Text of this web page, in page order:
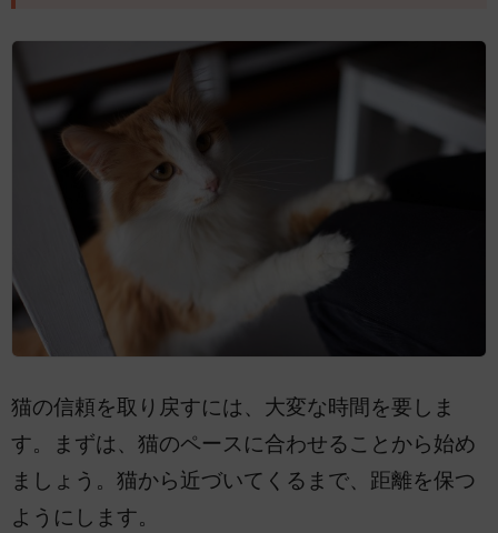
猫の信頼を取り戻すには、大変な時間を要しま
す。まずは、猫のペースに合わせることから始め
ましょう。猫から近づいてくるまで、距離を保つ
ようにします。